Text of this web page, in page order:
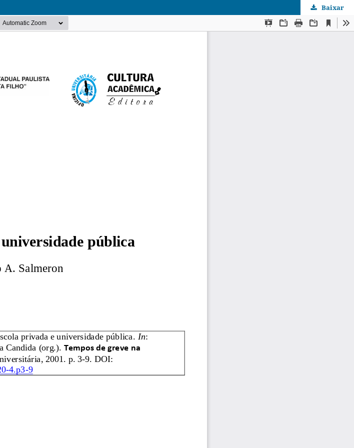
Baixar